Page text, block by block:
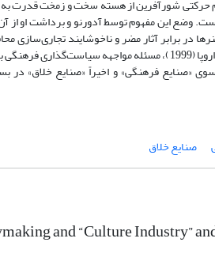
شورآفرین از هسته سخت و زمخت قدرت به
این مفهوم توسط آدورنو و برداشت او از
برابر آثار مضر و ناخوشایند تجاری‌سازی
مبتنی بر تحلیل سند سیاستی واحد پژوهش و توسعه سیاست فرهنگی شورای
«صنایع فرهنگی» و اخیراً «صنایع خلاق»
صنایع خلاق
and “Culture Industry”